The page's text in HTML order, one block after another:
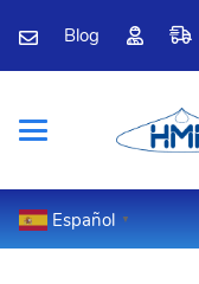
Blog
Español ▼